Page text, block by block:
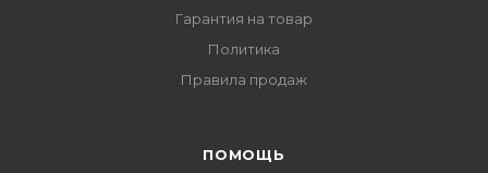
Гарантия на товар
Политика
Правила продаж
ПОМОЩЬ